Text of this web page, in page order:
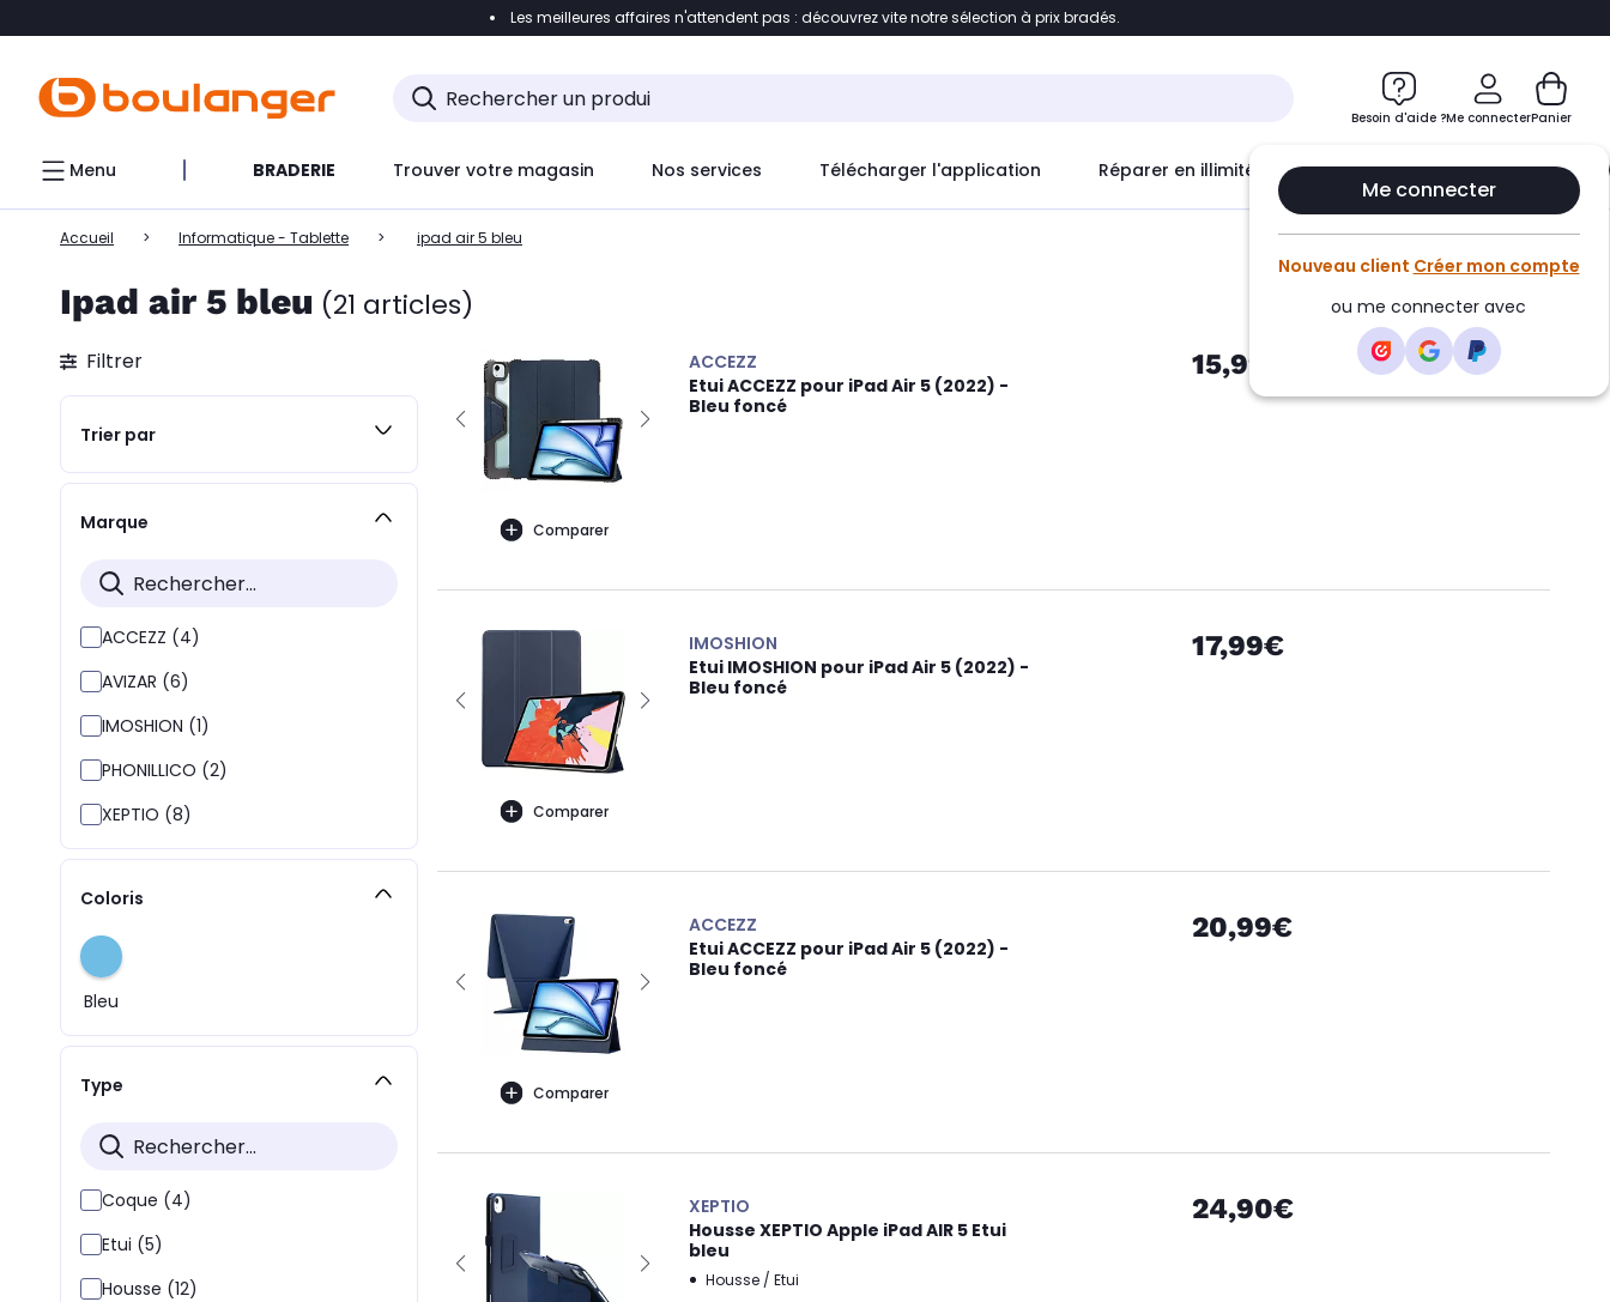
Accéder directement au contenu Accéder directement au pied de page Accéder directement au chatbot
Les meilleures affaires n'attendent pas : découvrez vite notre sélection à prix bradés.
Besoin d'aide ?Me connecter
Me connecter
Nouveau client Créer mon compte
ou me connecter avec
Panier
Menu BRADERIE Trouver votre magasin Nos services Télécharger l'application Réparer en illimité avec Le Club Infinity
Accueil Informatique - Tablette ipad air 5 bleu
Ipad air 5 bleu (21 articles)
Filtrer
Trier par
Marque
ACCEZZ (4)
AVIZAR (6)
IMOSHION (1)
PHONILLICO (2)
XEPTIO (8)
Coloris
Bleu
Type
Coque (4)
Etui (5)
Housse (12)
Comparer
ACCEZZ
Etui ACCEZZ pour iPad Air 5 (2022) -
Bleu foncé
15,99€
Comparer
IMOSHION
Etui IMOSHION pour iPad Air 5 (2022) -
Bleu foncé
17,99€
Comparer
ACCEZZ
Etui ACCEZZ pour iPad Air 5 (2022) -
Bleu foncé
20,99€
XEPTIO
Housse XEPTIO Apple iPad AIR 5 Etui
bleu
Housse / Etui
24,90€